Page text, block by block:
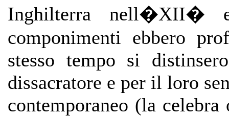
Inghilterra nell�XII�
componimenti ebbero
stesso tempo si
dissacratore e per il loro
contemporaneo (la